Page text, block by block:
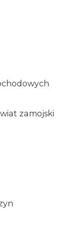
zamojski